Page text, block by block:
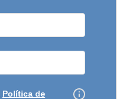
Política de